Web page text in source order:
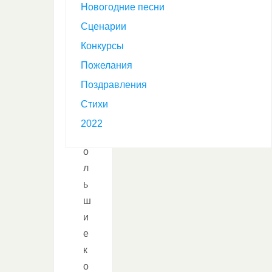
г
о
д
н
е
о
л
ь
ш
и
е
к
о
Новогодние песни
Сценарии
Конкурсы
Пожелания
Поздравления
Стихи
2022